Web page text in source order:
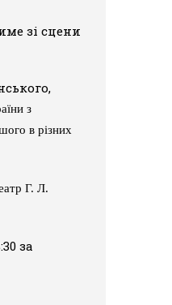
зі сцени
з
в різних
Г. Л.
за